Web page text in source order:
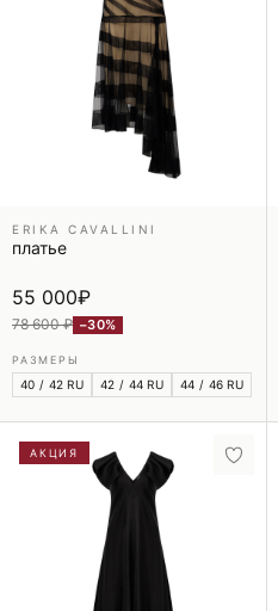
ERIKA CAVALLINI
платье
55 000₽
78 600 ₽ −30%
РАЗМЕРЫ
40 / 42 RU 42 / 44 RU 44 / 46 RU
АКЦИЯ